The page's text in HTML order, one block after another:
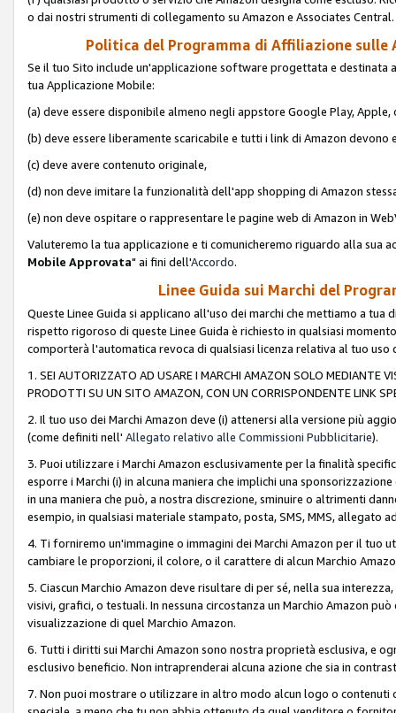
o dai nostri strumenti di collegamento su Amazon e Associates Central.
Politica del Programma di Affiliazione
Se il tuo Sito include un'applicazione software progettata e
tua Applicazione Mobile:
(a) deve essere disponibile almeno negli appstore Google Play, Apple,
(b) deve essere liberamente scaricabile e tutti i link di Amazon devono
(c) deve avere contenuto originale,
(d) non deve imitare la funzionalità dell'app shopping di Amazon
(e) non deve ospitare o rappresentare le pagine web di Amazon in
Valuteremo la tua applicazione e ti comunicheremo riguardo alla sua
Mobile Approvata" ai fini dell'Accordo.
Linee Guida sui Marchi del
Queste Linee Guida si applicano all'uso dei marchi che mettiamo a
rispetto rigoroso di queste Linee Guida è richiesto in qualsiasi
comporterà l'automatica revoca di qualsiasi licenza relativa al tuo uso
1. SEI AUTORIZZATO AD USARE I MARCHI AMAZON SOLO MEDIANTE
PRODOTTI SU UN SITO AMAZON, CON UN CORRISPONDENTE LINK
2. Il tuo uso dei Marchi Amazon deve (i) attenersi alla versione più
(come definiti nell' Allegato relativo alle Commissioni Pubblicitarie).
3. Puoi utilizzare i Marchi Amazon esclusivamente per la finalità
esporre i Marchi (i) in alcuna maniera che implichi una
in una maniera che può, a nostra discrezione, sminuire o altrimenti
esempio, in qualsiasi materiale stampato, posta, SMS, MMS,
4. Ti forniremo un'immagine o immagini dei Marchi Amazon per il tuo
cambiare le proporzioni, il colore, o il carattere di alcun Marchio
5. Ciascun Marchio Amazon deve risultare di per sé, nella sua
visivi, grafici, o testuali. In nessuna circostanza un Marchio Amazon
visualizzazione di quel Marchio Amazon.
6. Tutti i diritti sui Marchi Amazon sono nostra proprietà esclusiva, e
esclusivo beneficio. Non intraprenderai alcuna azione che sia in
7. Non puoi mostrare o utilizzare in altro modo alcun logo o